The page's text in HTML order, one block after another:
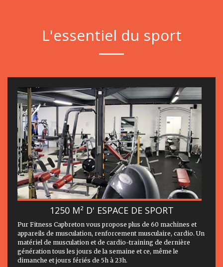
L'essentiel du sport
1250 M² D' ESPACE DE SPORT
Pur Fitness Capbreton vous propose plus de 60 machines et
appareils de musculation, renforcement musculaire, cardio. Un
matériel de musculation et de cardio-training de dernière
génération tous les jours de la semaine et ce, même le
dimanche et jours fériés de 5h à 23h.